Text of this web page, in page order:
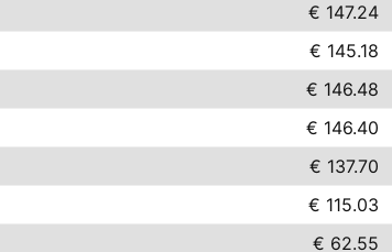
€ 147.24
€ 145.18
€ 146.48
€ 146.40
€ 137.70
€ 115.03
€ 62.55